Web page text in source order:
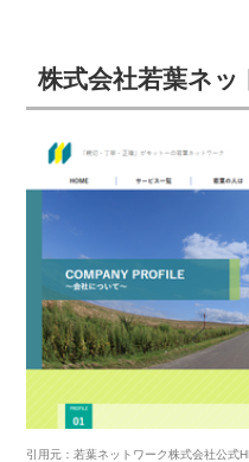
株式会社若葉ネッ
引用元：若葉ネットワーク株式会社公式